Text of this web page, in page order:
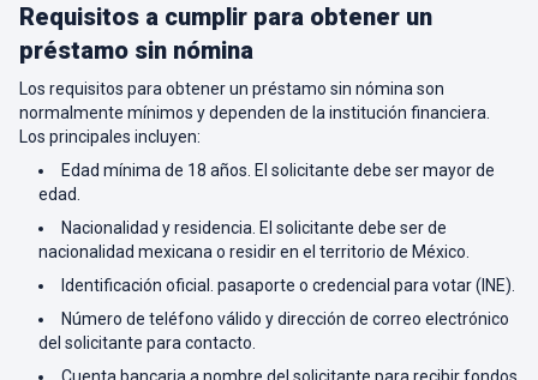
Requisitos a cumplir para obtener un
préstamo sin nómina
Los requisitos para obtener un préstamo sin nómina son
normalmente mínimos y dependen de la institución financiera.
Los principales incluyen:
Edad mínima de 18 años. El solicitante debe ser mayor de
edad.
Nacionalidad y residencia. El solicitante debe ser de
nacionalidad mexicana o residir en el territorio de México.
Identificación oficial. pasaporte o credencial para votar (INE).
Número de teléfono válido y dirección de correo electrónico
del solicitante para contacto.